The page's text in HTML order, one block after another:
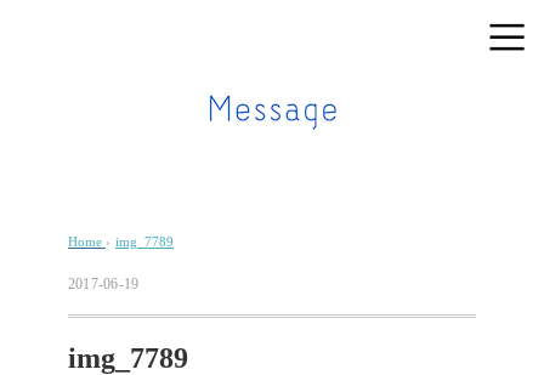
Home › img_7789
2017-06-19
img_7789